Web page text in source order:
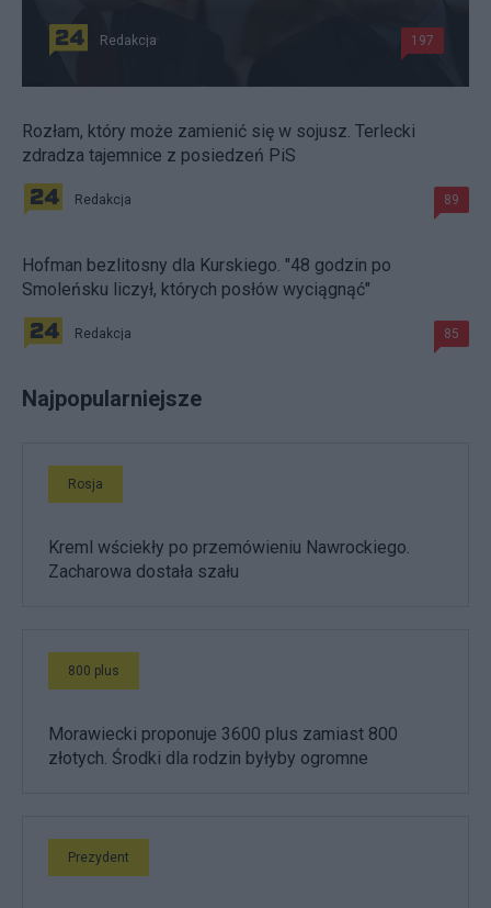
Redakcja 197
Rozłam, który może zamienić się w sojusz. Terlecki
zdradza tajemnice z posiedzeń PiS
Redakcja 89
Hofman bezlitosny dla Kurskiego. "48 godzin po
Smoleńsku liczył, których posłów wyciągnąć"
Redakcja 85
Najpopularniejsze
Rosja
Kreml wściekły po przemówieniu Nawrockiego.
Zacharowa dostała szału
800 plus
Morawiecki proponuje 3600 plus zamiast 800
złotych. Środki dla rodzin byłyby ogromne
Prezydent